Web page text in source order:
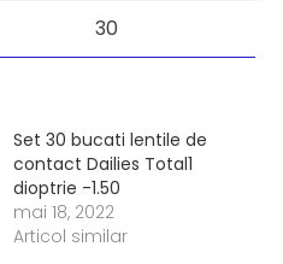
30
Set 30 bucati lentile de
contact Dailies Total1
dioptrie -1.50
mai 18, 2022
Articol similar